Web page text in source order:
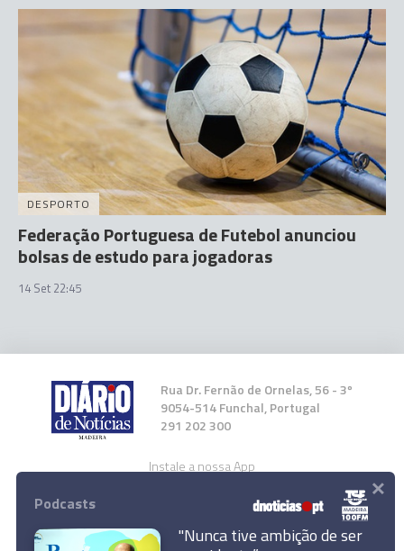
DESPORTO
Federação Portuguesa de Futebol anunciou
bolsas de estudo para jogadoras
14 Set 22:45
Rua Dr. Fernão de Ornelas, 56 - 3º
9054-514 Funchal, Portugal
291 202 300
Instale a nossa App
Podcasts
"Nunca tive ambição de ser
×